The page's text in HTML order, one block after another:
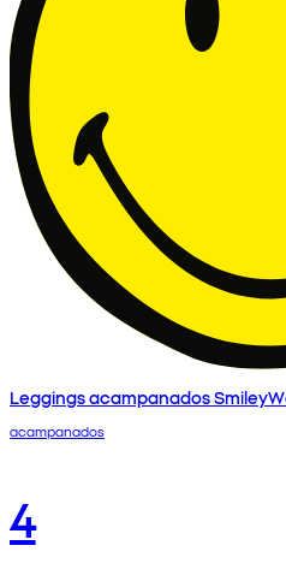
Leggings acampanados
acampanados
4